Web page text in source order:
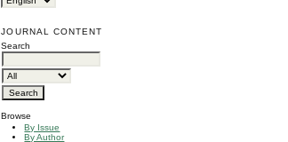
JOURNAL CONTENT
Search
Browse
By Issue
By Author